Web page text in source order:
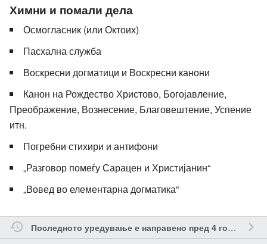
Химни и помали дела
Осмогласник (или Октоих)
Пасхална служба
Воскресни догматици и Воскресни канони
Канон на Рождество Христово, Богојавление,
Преображение, Вознесение, Благовештение, Успение
итн.
Погребни стихири и антифони
„Разговор помеѓу Сарацен и Христијанин“
„Вовед во елементарна догматика“
Последното уредување е направено пред 4 години од